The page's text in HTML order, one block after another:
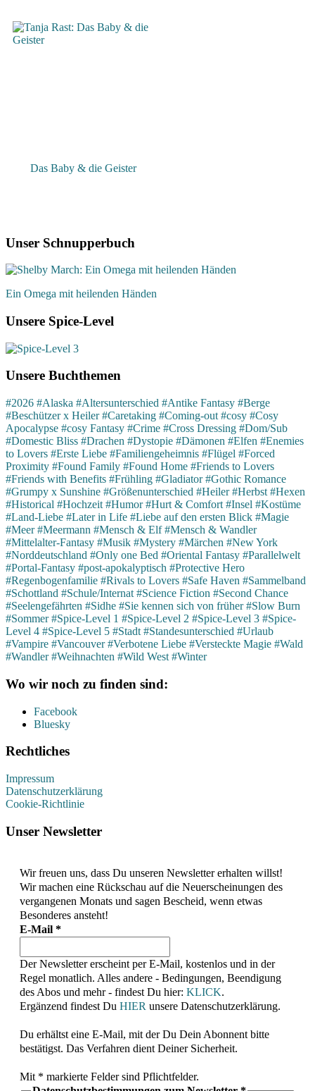
Das Baby & die Geister
Unser Schnupperbuch
Ein Omega mit heilenden Händen
Unsere Spice-Level
Unsere Buchthemen
#2026 #Alaska #Altersunterschied #Antike Fantasy #Berge
#Beschützer x Heiler #Caretaking #Coming-out #cosy #Cosy
Apocalypse #cosy Fantasy #Crime #Cross Dressing #Dom/Sub
#Domestic Bliss #Drachen #Dystopie #Dämonen #Elfen #Enemies
to Lovers #Erste Liebe #Familiengeheimnis #Flügel #Forced
Proximity #Found Family #Found Home #Friends to Lovers
#Friends with Benefits #Frühling #Gladiator #Gothic Romance
#Grumpy x Sunshine #Größenunterschied #Heiler #Herbst #Hexen
#Historical #Hochzeit #Humor #Hurt & Comfort #Insel #Kostüme
#Land-Liebe #Later in Life #Liebe auf den ersten Blick #Magie
#Meer #Meermann #Mensch & Elf #Mensch & Wandler
#Mittelalter-Fantasy #Musik #Mystery #Märchen #New York
#Norddeutschland #Only one Bed #Oriental Fantasy #Parallelwelt
#Portal-Fantasy #post-apokalyptisch #Protective Hero
#Regenbogenfamilie #Rivals to Lovers #Safe Haven #Sammelband
#Schottland #Schule/Internat #Science Fiction #Second Chance
#Seelengefährten #Sidhe #Sie kennen sich von früher #Slow Burn
#Sommer #Spice-Level 1 #Spice-Level 2 #Spice-Level 3 #Spice-
Level 4 #Spice-Level 5 #Stadt #Standesunterschied #Urlaub
#Vampire #Vancouver #Verbotene Liebe #Versteckte Magie #Wald
#Wandler #Weihnachten #Wild West #Winter
Wo wir noch zu finden sind:
Facebook
Bluesky
Rechtliches
Impressum
Datenschutzerklärung
Cookie-Richtlinie
Unser Newsletter
Wir freuen uns, dass Du unseren Newsletter erhalten willst!
Wir machen eine Rückschau auf die Neuerscheinungen des
vergangenen Monats und sagen Bescheid, wenn etwas
Besonderes ansteht!
E-Mail *
Der Newsletter erscheint per E-Mail, kostenlos und in der
Regel monatlich. Alles andere - Bedingungen, Beendigung
des Abos und mehr - findest Du hier: KLICK.
Ergänzend findest Du HIER unsere Datenschutzerklärung.
Du erhältst eine E-Mail, mit der Du Dein Abonnent bitte
bestätigst. Das Verfahren dient Deiner Sicherheit.
Mit * markierte Felder sind Pflichtfelder.